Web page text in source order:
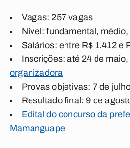
Vagas: 257 vagas
Nível: fundamental,
Salários: entre R$ 1.412 e
Inscrições: até 24 de
organizadora
Provas objetivas: 7 de julho
Resultado final: 9 de
Edital do concurso da
Mamanguape